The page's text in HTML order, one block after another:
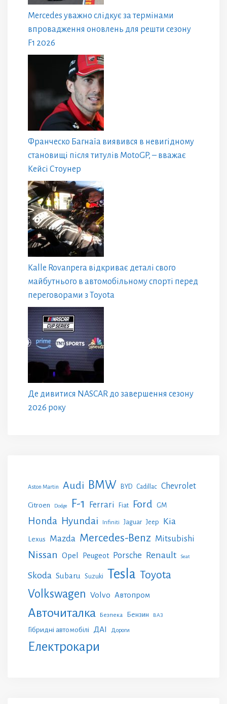
Mercedes уважно слідкує за термінами
впровадження оновлень для решти сезону
F1 2026
Франческо Багнаїа виявився в невигідному
становищі після титулів MotoGP, – вважає
Кейсі Стоунер
Kalle Rovanpera відкриває деталі свого
майбутнього в автомобільному спорті перед
переговорами з Toyota
Де дивитися NASCAR до завершення сезону
2026 року
Aston Martin Audi BMW BYD Cadillac Chevrolet
Citroen Dodge F-1 Ferrari Fiat Ford GM
Honda Hyundai Infiniti Jaguar Jeep Kia
Lexus Mazda Mercedes-Benz Mitsubishi
Nissan Opel Peugeot Porsche Renault Seat
Skoda Subaru Suzuki Tesla Toyota
Volkswagen Volvo Автопром
Авточиталка Безпека Бензин ВАЗ
Гібридні автомобілі ДАІ Дороги
Електрокари